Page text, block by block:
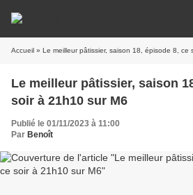
Accueil » Le meilleur pâtissier, saison 18, épisode 8, ce
Le meilleur pâtissier, saison
soir à 21h10 sur M6
Publié le 01/11/2023 à 11:00
Par Benoît